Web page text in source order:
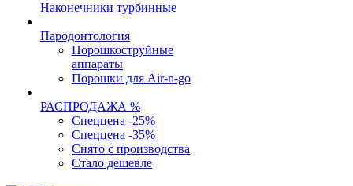
Наконечники турбинные
Пародонтология
Порошкоструйные
аппараты
Порошки для Air-n-go
РАСПРОДАЖА %
Спеццена -25%
Спеццена -35%
Снято с производства
Стало дешевле